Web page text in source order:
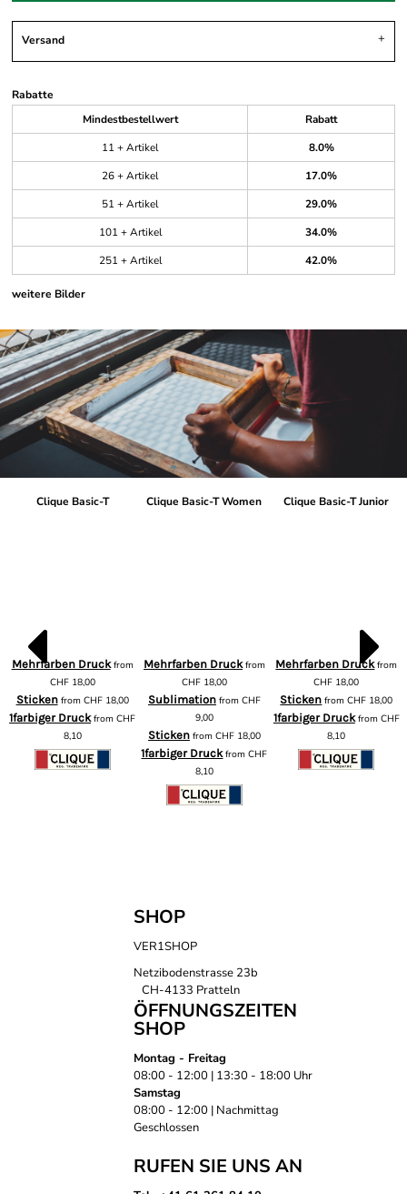
Versand
Rabatte
Mindestbestellwert
Rabatt
11 + Artikel
8.0%
26 + Artikel
17.0%
51 + Artikel
29.0%
101 + Artikel
34.0%
251 + Artikel
42.0%
weitere Bilder
Clique Basic-T
Mehrfarben Druckfrom
CHF18,00
Stickenfrom CHF18,00
1farbiger DruckfromCHF
8,10
Clique Basic-T Women
Mehrfarben Druckfrom
CHF18,00
Sublimationfrom CHF
9,00
Stickenfrom CHF18,00
1farbiger DruckfromCHF
8,10
Clique Basic-T Junior
Mehrfarben Druckfrom
CHF 18,00
Sticken fromCHF 18,00
1farbiger Druckfrom CHF
8,10
SHOP
VER1SHOP
Netzibodenstrasse 23b
CH-4133 Pratteln
ÖFFNUNGSZEITEN
SHOP
Montag - Freitag
08:00 - 12:00 | 13:30 - 18:00 Uhr
Samstag
08:00 - 12:00 | Nachmittag
Geschlossen
RUFEN SIE UNS AN